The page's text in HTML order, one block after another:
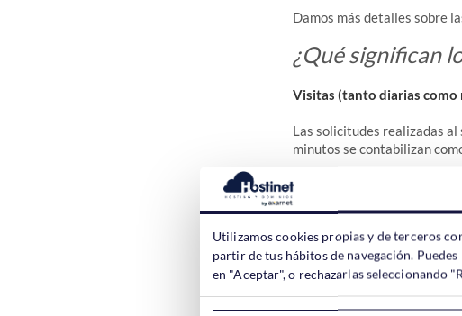
Damos más detalles sobre
¿Qué significan
Visitas (tanto diarias como
Las solicitudes realizadas
minutos se contabilizan
De esta forma, si un
nueva visita.
Dadas las características
Accesos (tanto diarios
Utilizamos cookies propias y de terceros
partir de tus hábitos de navegación.
en "Aceptar", o rechazarlas seleccionando